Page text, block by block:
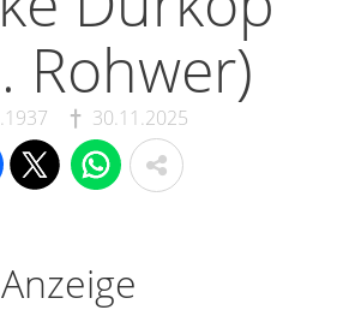
Rohwer)
30.11.2025
Anzeige